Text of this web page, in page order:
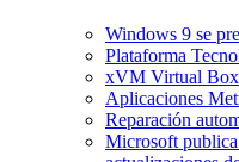
Windows 9 se
Plataforma
xVM Virtual
Aplicaciones
Reparación
Microsoft